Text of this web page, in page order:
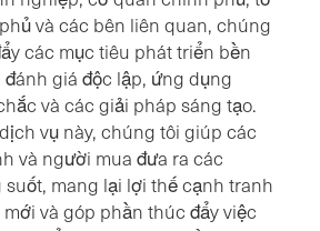
và các bên liên quan, chúng
các mục tiêu phát triển bền
giá độc lập, ứng dụng
và các giải pháp sáng tạo.
vụ này, chúng tôi giúp các
và người mua đưa ra các
mang lại lợi thế cạnh tranh
và góp phần thúc đẩy việc